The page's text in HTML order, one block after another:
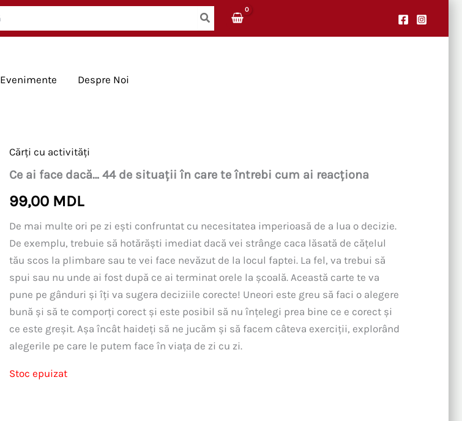
Evenimente Despre Noi
Cărți cu activități
Ce ai face dacă… 44 de situații în care te întrebi cum ai reacționa
99,00 MDL
De mai multe ori pe zi ești confruntat cu necesitatea imperioasă de a lua o decizie.
De exemplu, trebuie să hotărăști imediat dacă vei strânge caca lăsată de cățelul
tău scos la plimbare sau te vei face nevăzut de la locul faptei. La fel, va trebui să
spui sau nu unde ai fost după ce ai terminat orele la școală. Această carte te va
pune pe gânduri și îți va sugera deciziile corecte! Uneori este greu să faci o alegere
bună și să te comporți corect și este posibil să nu înțelegi prea bine ce e corect și
ce este greșit. Așa încât haideți să ne jucăm și să facem câteva exerciții, explorând
alegerile pe care le putem face în viața de zi cu zi.
Stoc epuizat